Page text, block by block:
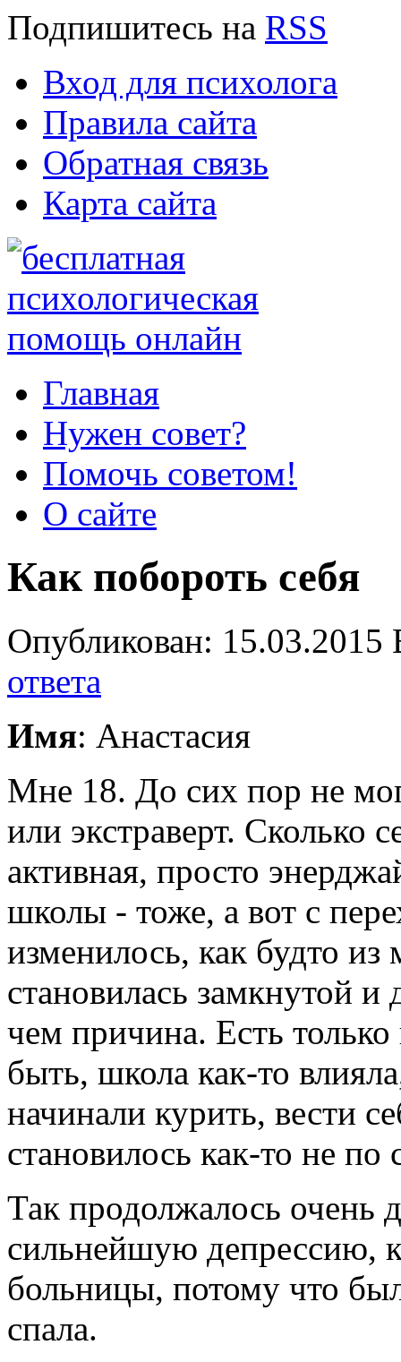
Подпишитесь на RSS
Вход для психолога
Правила сайта
Обратная связь
Карта сайта
Главная
Нужен совет?
Помочь советом!
О сайте
Как побороть себя
Опубликован:
ответа
Имя: Анастасия
Мне 18. До сих пор не
или экстраверт. Сколько
активная, просто
школы - тоже, а вот с
изменилось, как будто
становилась замкнутой
чем причина. Есть
быть, школа как-то
начинали курить, вести
становилось как-то не по
Так продолжалось очень
сильнейшую депрессию,
больницы, потому что
спала.